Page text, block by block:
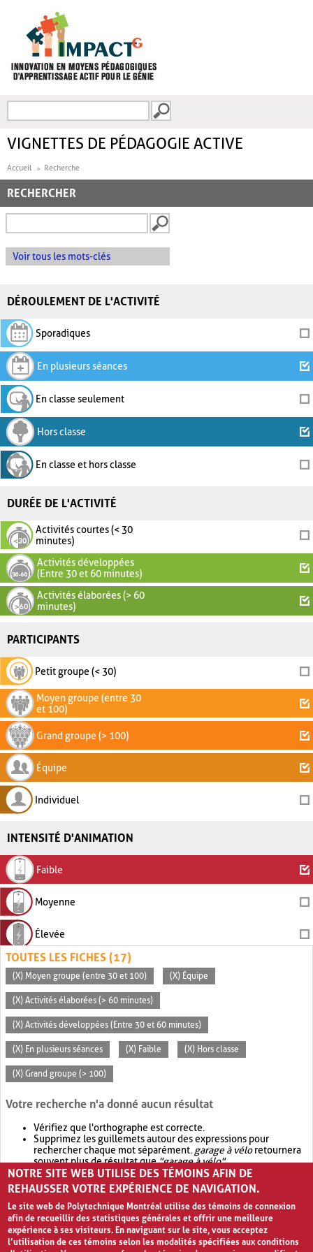
FORMULAIRE DE
VIGNETTES DE PÉDAGOGIE ACTIVE
Accueil Recherche
RECHERCHER
Voir tous les mots-clés
DÉROULEMENT DE L'ACTIVITÉ
Sporadiques
En plusieurs séances
En classe seulement
Hors classe
En classe et hors classe
DURÉE DE L'ACTIVITÉ
Activités courtes (< 30
minutes)
Activités développées
(Entre 30 et 60 minutes)
Activités élaborées (> 60
minutes)
PARTICIPANTS
Petit groupe (< 30)
Moyen groupe (entre 30
et 100)
Grand groupe (> 100)
Équipe
Individuel
INTENSITÉ D'ANIMATION
Faible
Moyenne
Élevée
TOUTES LES FICHES (17)
(X) Moyen groupe (entre 30 et 100) (X) Équipe
(X) Activités élaborées (> 60 minutes)
(X) Activités développées (Entre 30 et 60 minutes)
(X) En plusieurs séances (X) Faible (X) Hors classe
(X) Grand groupe (> 100)
Votre recherche n'a donné aucun résultat
Vérifiez que l'orthographe est correcte.
Supprimez les guillemets autour des expressions pour
rechercher chaque mot séparément. garage à véloretournera
souvent plus de résultat que"garage à vélo".
Envisagez d'élargir votre recherche avec OR.garage OR vélo
retournera souvent plus de résultat quegarage à vélo
NOTRE SITE WEB UTILISE DES TÉMOINS AFIN DE
REHAUSSER VOTRE EXPÉRIENCE DE NAVIGATION.
Le site web de Polytechnique Montréal utilise des témoins de connexion
afin de recueillir des statistiques générales et offrir une meilleure
expérience à ses visiteurs. En naviguant sur le site, vous acceptez
l’utilisation de ces témoins selon les modalités spécifiées aux conditions